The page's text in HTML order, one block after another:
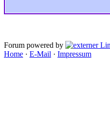
Forum powered by
Home · E-Mail · Impressum